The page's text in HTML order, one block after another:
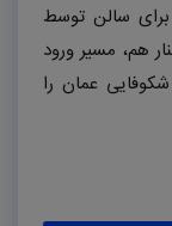
سالن توسط
هم، مسیر ورود
عمان را